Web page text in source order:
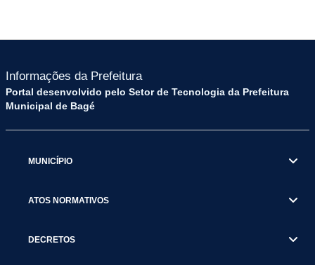
Informações da Prefeitura
Portal desenvolvido pelo Setor de Tecnologia da Prefeitura
Municipal de Bagé
MUNICÍPIO
ATOS NORMATIVOS
DECRETOS